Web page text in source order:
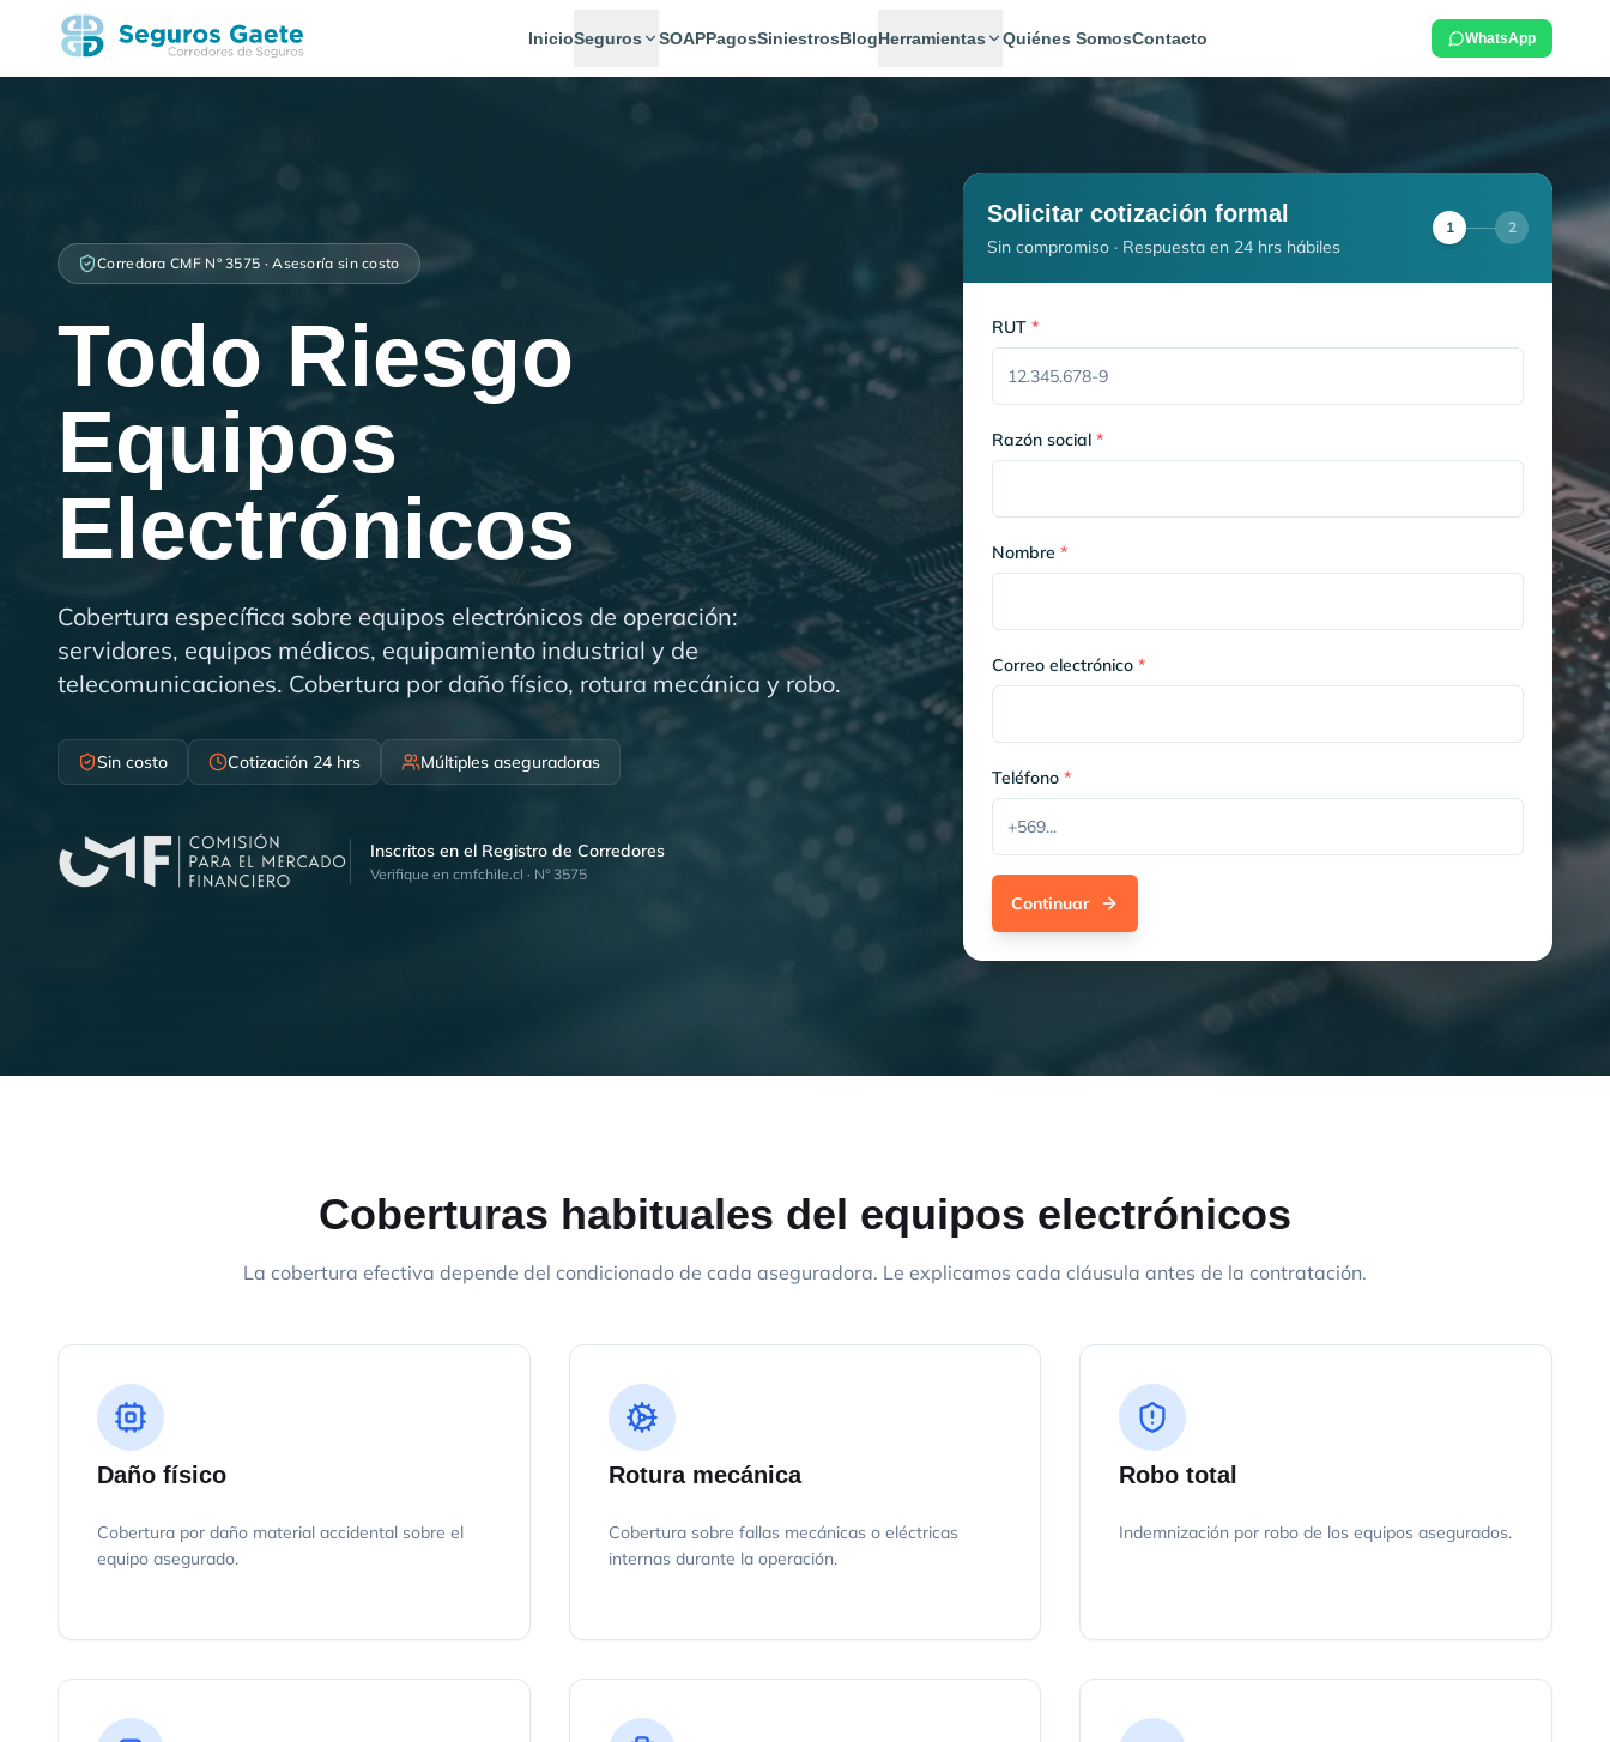
InicioSeguros SOAPPagosSiniestrosBlogHerramientas Quiénes SomosContacto WhatsApp
Corredora CMF N° 3575 · Asesoría sin costo
Todo Riesgo
Equipos
Electrónicos
Cobertura específica sobre equipos electrónicos de operación:
servidores, equipos médicos, equipamiento industrial y de
telecomunicaciones. Cobertura por daño físico, rotura mecánica y robo.
Sin costo Cotización 24 hrs Múltiples aseguradoras
Inscritos en el Registro de Corredores
Verifique en cmfchile.cl · N° 3575
Solicitar cotización formal
Sin compromiso · Respuesta en 24 hrs hábiles
1 2
RUT *
Razón social *
Nombre *
Correo electrónico *
Teléfono *
Continuar
Coberturas habituales del equipos electrónicos
La cobertura efectiva depende del condicionado de cada aseguradora. Le explicamos cada cláusula antes de la contratación.
Daño físico
Cobertura por daño material accidental sobre el
equipo asegurado.
Rotura mecánica
Cobertura sobre fallas mecánicas o eléctricas
internas durante la operación.
Robo total
Indemnización por robo de los equipos asegurados.